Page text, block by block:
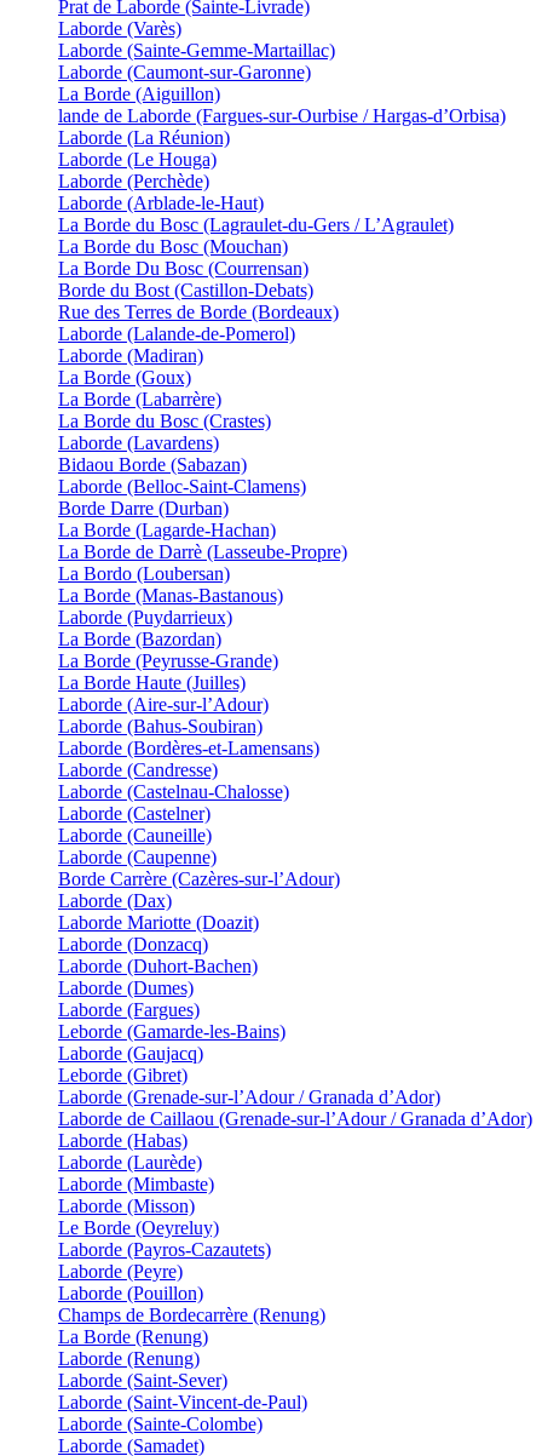
Prat de Laborde (Sainte-Livrade)
Laborde (Varès)
Laborde (Sainte-Gemme-Martaillac)
Laborde (Caumont-sur-Garonne)
La Borde (Aiguillon)
lande de Laborde (Fargues-sur-Ourbise / Hargas-d’Orbisa)
Laborde (La Réunion)
Laborde (Le Houga)
Laborde (Perchède)
Laborde (Arblade-le-Haut)
La Borde du Bosc (Lagraulet-du-Gers / L’Agraulet)
La Borde du Bosc (Mouchan)
La Borde Du Bosc (Courrensan)
Borde du Bost (Castillon-Debats)
Rue des Terres de Borde (Bordeaux)
Laborde (Lalande-de-Pomerol)
Laborde (Madiran)
La Borde (Goux)
La Borde (Labarrère)
La Borde du Bosc (Crastes)
Laborde (Lavardens)
Bidaou Borde (Sabazan)
Laborde (Belloc-Saint-Clamens)
Borde Darre (Durban)
La Borde (Lagarde-Hachan)
La Borde de Darrè (Lasseube-Propre)
La Bordo (Loubersan)
La Borde (Manas-Bastanous)
Laborde (Puydarrieux)
La Borde (Bazordan)
La Borde (Peyrusse-Grande)
La Borde Haute (Juilles)
Laborde (Aire-sur-l’Adour)
Laborde (Bahus-Soubiran)
Laborde (Bordères-et-Lamensans)
Laborde (Candresse)
Laborde (Castelnau-Chalosse)
Laborde (Castelner)
Laborde (Cauneille)
Laborde (Caupenne)
Borde Carrère (Cazères-sur-l’Adour)
Laborde (Dax)
Laborde Mariotte (Doazit)
Laborde (Donzacq)
Laborde (Duhort-Bachen)
Laborde (Dumes)
Laborde (Fargues)
Leborde (Gamarde-les-Bains)
Laborde (Gaujacq)
Leborde (Gibret)
Laborde (Grenade-sur-l’Adour / Granada d’Ador)
Laborde de Caillaou (Grenade-sur-l’Adour / Granada d’Ador)
Laborde (Habas)
Laborde (Laurède)
Laborde (Mimbaste)
Laborde (Misson)
Le Borde (Oeyreluy)
Laborde (Payros-Cazautets)
Laborde (Peyre)
Laborde (Pouillon)
Champs de Bordecarrère (Renung)
La Borde (Renung)
Laborde (Renung)
Laborde (Saint-Sever)
Laborde (Saint-Vincent-de-Paul)
Laborde (Sainte-Colombe)
Laborde (Samadet)